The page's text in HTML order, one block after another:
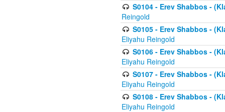
S0104 - Erev Shabbos -
Reingold
S0105 - Erev Shabbos -
Eliyahu Reingold
S0106 - Erev Shabbos -
Eliyahu Reingold
S0107 - Erev Shabbos -
Eliyahu Reingold
S0108 - Erev Shabbos -
Eliyahu Reingold